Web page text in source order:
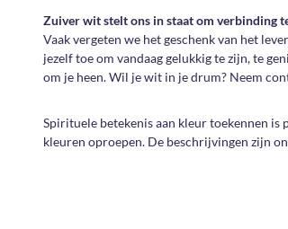
Zuiver wit stelt ons in staat om verbinding
Vaak vergeten we het geschenk van het
jezelf toe om vandaag gelukkig te zijn, te
om je heen. Wil je wit in je drum? Neem
Spirituele betekenis aan kleur toekennen
kleuren oproepen. De beschrijvingen zijn